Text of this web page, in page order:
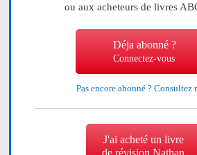
ou aux acheteurs de livres
Déja abonné ?
Connectez-vous
Pas encore abonné ? Consultez
J'ai acheté un livre
de révision Nathan